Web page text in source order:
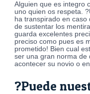
Alguien que es integro
uno quien os respeta.
ha transpirado en
de sustentar los
guarda excelentes
preciso como pues es
prometido! Bien cual
ser una gran norma de
acontecer su novio o
?Puede